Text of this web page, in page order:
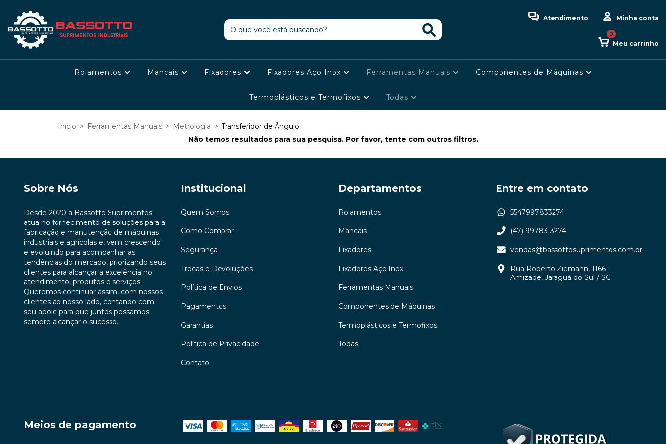
Atendimento Minha conta
Meu carrinho
0
Rolamentos Mancais Fixadores Fixadores Aço Inox Ferramentas Manuais Componentes de Máquinas
Termoplásticos e Termofixos Todas
Início > Ferramentas Manuais > Metrologia > Transferidor de Ângulo
Não temos resultados para sua pesquisa. Por favor, tente com outros filtros.
Sobre Nós
Desde 2020 a Bassotto Suprimentos
atua no fornecimento de soluções para a
fabricação e manutenção de máquinas
industriais e agrícolas e, vem crescendo
e evoluindo para acompanhar as
tendências do mercado, priorizando seus
clientes para alcançar a excelência no
atendimento, produtos e serviços.
Queremos continuar assim, com nossos
clientes ao nosso lado, contando com
seu apoio para que juntos possamos
sempre alcançar o sucesso.
Institucional
Quem Somos
Como Comprar
Segurança
Trocas e Devoluções
Política de Envios
Pagamentos
Garantias
Política de Privacidade
Contato
Departamentos
Rolamentos
Mancais
Fixadores
Fixadores Aço Inox
Ferramentas Manuais
Componentes de Máquinas
Termoplásticos e Termofixos
Todas
Entre em contato
5547997833274
(47) 99783-3274
vendas@bassottosuprimentos.com.br
Rua Roberto Ziemann, 1166 -
Amizade, Jaraguá do Sul / SC
Meios de pagamento